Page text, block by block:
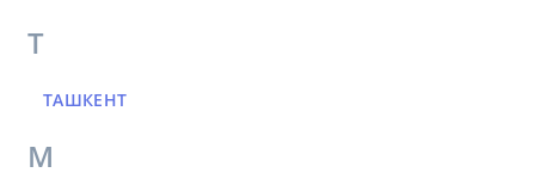
Т
ТАШКЕНТ
М